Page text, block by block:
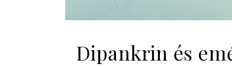
Dipankrin és